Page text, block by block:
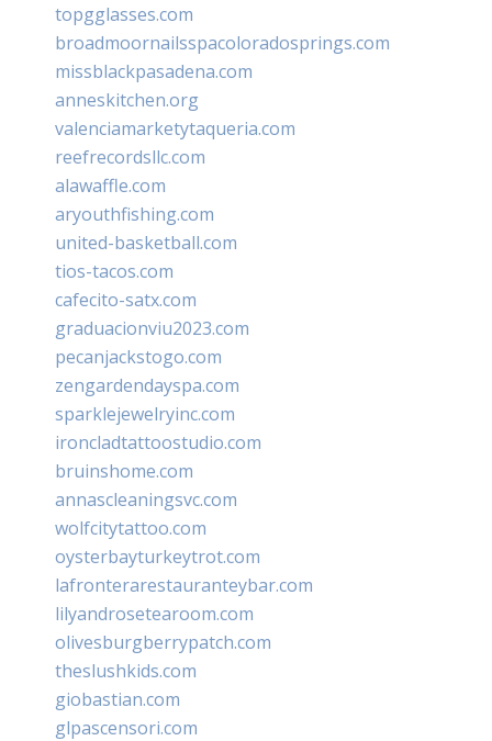
topgglasses.com
broadmoornailsspacoloradosprings.com
missblackpasadena.com
anneskitchen.org
valenciamarketytaqueria.com
reefrecordsllc.com
alawaffle.com
aryouthfishing.com
united-basketball.com
tios-tacos.com
cafecito-satx.com
graduacionviu2023.com
pecanjackstogo.com
zengardendayspa.com
sparklejewelryinc.com
ironcladtattoostudio.com
bruinshome.com
annascleaningsvc.com
wolfcitytattoo.com
oysterbayturkeytrot.com
lafronterarestauranteybar.com
lilyandrosetearoom.com
olivesburgberrypatch.com
theslushkids.com
giobastian.com
glpascensori.com